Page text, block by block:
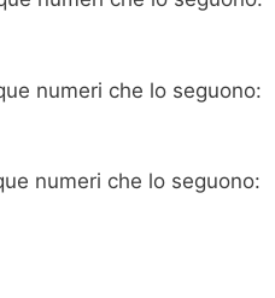
numeri che lo seguono:
numeri che lo seguono: